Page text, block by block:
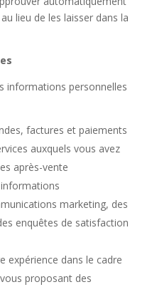
lieu de les laisser dans la
informations personnelles
factures et paiements
auxquels vous avez
après-vente
marketing, des
enquêtes de satisfaction
expérience dans le cadre
proposant des